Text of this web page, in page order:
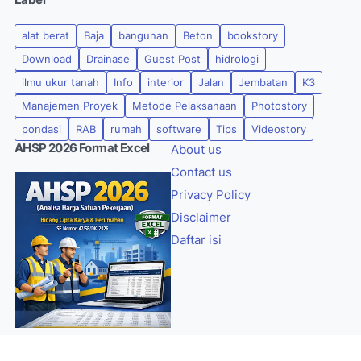
alat berat Baja bangunan Beton
bookstory
Download
Drainase Guest Post
hidrologi
ilmu ukur tanah
Info interior Jalan Jembatan
K3
Manajemen Proyek
Metode Pelaksanaan
Photostory
pondasi
RAB rumah software Tips Videostory
AHSP 2026 Format Excel
About us
Contact us
Privacy Policy
Disclaimer
Daftar isi